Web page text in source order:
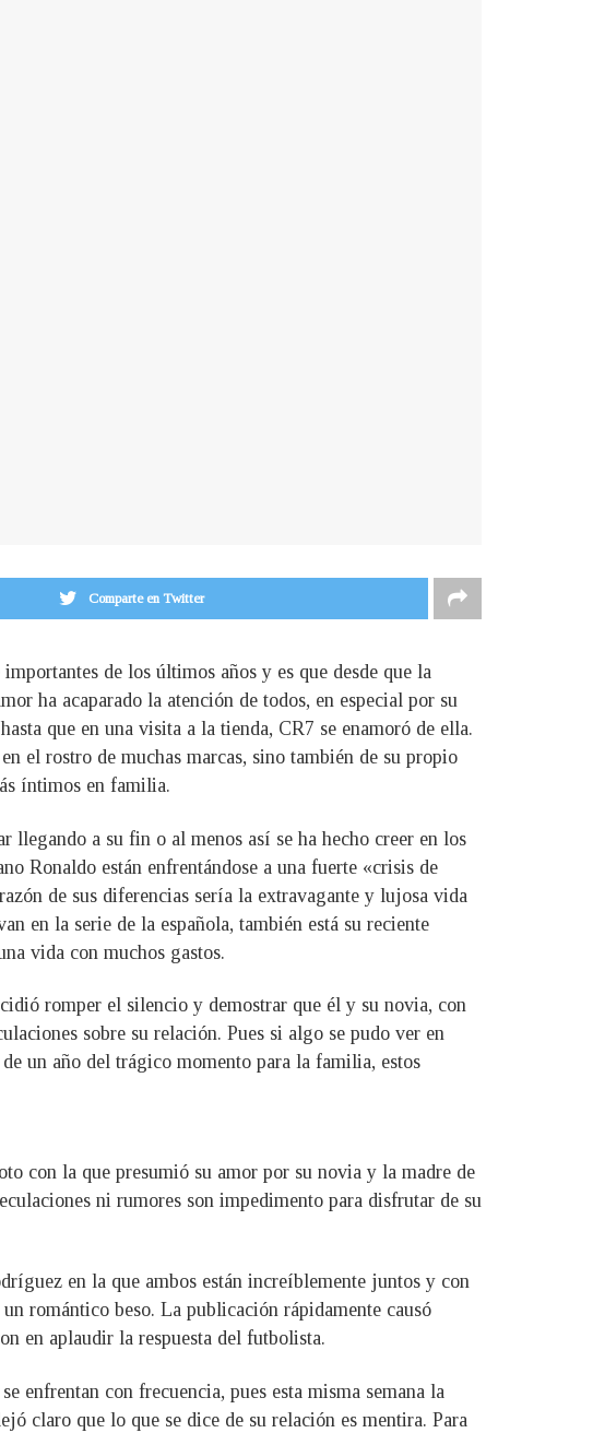
Comparte en Twitter
de los últimos años y es que desde que la
ha acaparado la atención de todos, en especial por su
que en una visita a la tienda, CR7 se enamoró de ella.
el rostro de muchas marcas, sino también de su propio
íntimos en familia.
llegando a su fin o al menos así se ha hecho creer en los
Ronaldo están enfrentándose a una fuerte «crisis de
de sus diferencias sería la extravagante y lujosa vida
en la serie de la española, también está su reciente
vida con muchos gastos.
romper el silencio y demostrar que él y su novia, con
sobre su relación. Pues si algo se pudo ver en
un año del trágico momento para la familia, estos
con la que presumió su amor por su novia y la madre de
ni rumores son impedimento para disfrutar de su
en la que ambos están increíblemente juntos y con
romántico beso. La publicación rápidamente causó
en aplaudir la respuesta del futbolista.
enfrentan con frecuencia, pues esta misma semana la
claro que lo que se dice de su relación es mentira. Para